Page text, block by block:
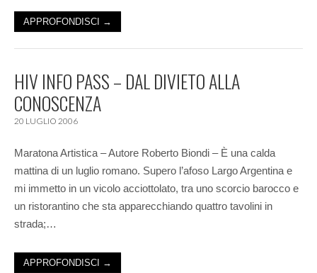
APPROFONDISCI →
HIV INFO PASS – DAL DIVIETO ALLA
CONOSCENZA
20 LUGLIO 2006
Maratona Artistica – Autore Roberto Biondi – È una calda
mattina di un luglio romano. Supero l’afoso Largo Argentina e
mi immetto in un vicolo acciottolato, tra uno scorcio barocco e
un ristorantino che sta apparecchiando quattro tavolini in
strada;…
APPROFONDISCI →